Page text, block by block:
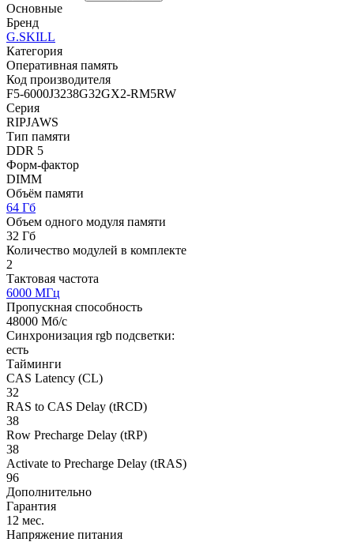
Основные
Бренд
G.SKILL
Категория
Оперативная память
Код производителя
F5-6000J3238G32GX2-RM5RW
Серия
RIPJAWS
Тип памяти
DDR 5
Форм-фактор
DIMM
Объём памяти
64 Гб
Объем одного модуля памяти
32 Гб
Количество модулей в комплекте
2
Тактовая частота
6000 МГц
Пропускная способность
48000 Мб/с
Синхронизация rgb подсветки:
есть
Тайминги
CAS Latency (CL)
32
RAS to CAS Delay (tRCD)
38
Row Precharge Delay (tRP)
38
Activate to Precharge Delay (tRAS)
96
Дополнительно
Гарантия
12 мес.
Напряжение питания